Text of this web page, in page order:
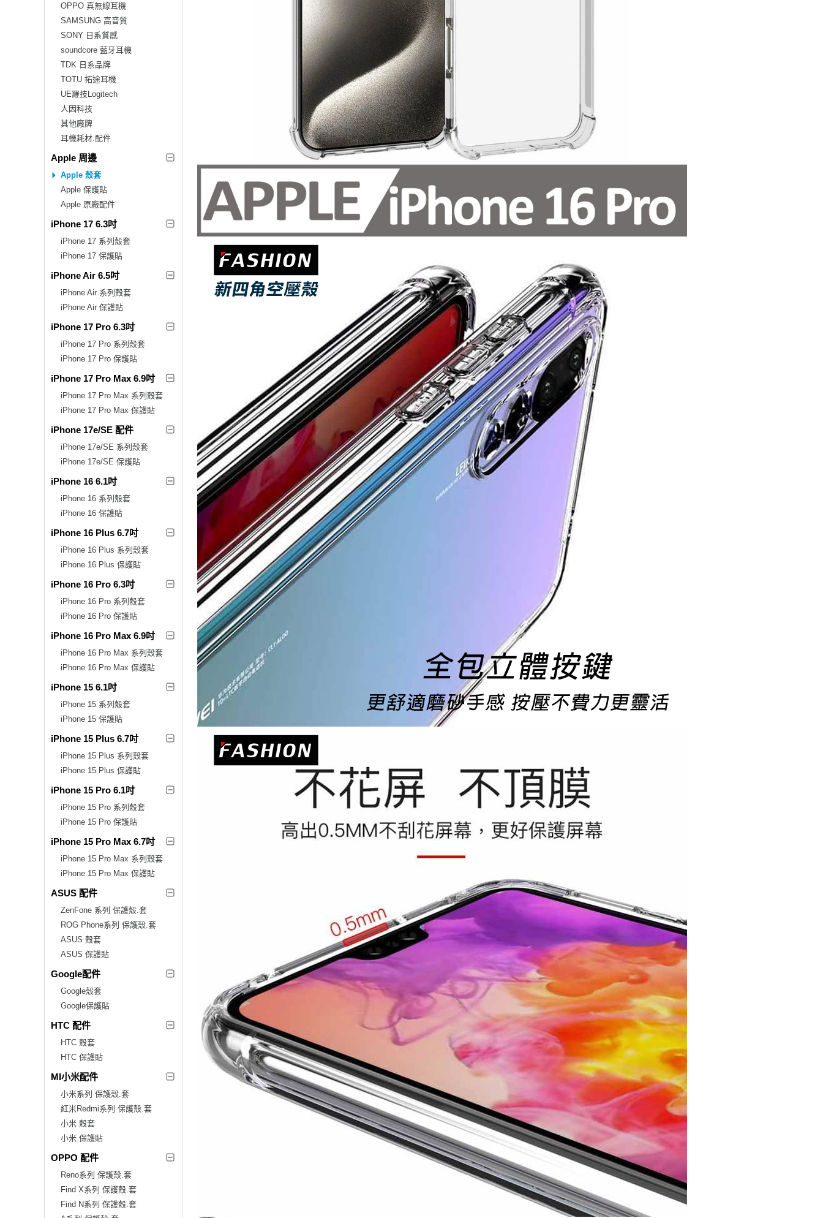
OPPO 真無線耳機
SAMSUNG 高音質
SONY 日系質感
soundcore 藍牙耳機
TDK 日系品牌
TOTU 拓途耳機
UE羅技Logitech
人因科技
其他廠牌
耳機耗材.配件
Apple 周邊
Apple 殼套
Apple 保護貼
Apple 原廠配件
iPhone 17 6.3吋
iPhone 17 系列殼套
iPhone 17 保護貼
iPhone Air 6.5吋
iPhone Air 系列殼套
iPhone Air 保護貼
iPhone 17 Pro 6.3吋
iPhone 17 Pro 系列殼套
iPhone 17 Pro 保護貼
iPhone 17 Pro Max 6.9吋
iPhone 17 Pro Max 系列殼套
iPhone 17 Pro Max 保護貼
iPhone 17e/SE 配件
iPhone 17e/SE 系列殼套
iPhone 17e/SE 保護貼
iPhone 16 6.1吋
iPhone 16 系列殼套
iPhone 16 保護貼
iPhone 16 Plus 6.7吋
iPhone 16 Plus 系列殼套
iPhone 16 Plus 保護貼
iPhone 16 Pro 6.3吋
iPhone 16 Pro 系列殼套
iPhone 16 Pro 保護貼
iPhone 16 Pro Max 6.9吋
iPhone 16 Pro Max 系列殼套
iPhone 16 Pro Max 保護貼
iPhone 15 6.1吋
iPhone 15 系列殼套
iPhone 15 保護貼
iPhone 15 Plus 6.7吋
iPhone 15 Plus 系列殼套
iPhone 15 Plus 保護貼
iPhone 15 Pro 6.1吋
iPhone 15 Pro 系列殼套
iPhone 15 Pro 保護貼
iPhone 15 Pro Max 6.7吋
iPhone 15 Pro Max 系列殼套
iPhone 15 Pro Max 保護貼
ASUS 配件
ZenFone 系列 保護殼.套
ROG Phone系列 保護殼.套
ASUS 殼套
ASUS 保護貼
Google配件
Google殼套
Google保護貼
HTC 配件
HTC 殼套
HTC 保護貼
MI小米配件
小米系列 保護殼.套
紅米Redmi系列 保護殼.套
小米 殼套
小米 保護貼
OPPO 配件
Reno系列 保護殼.套
Find X系列 保護殼.套
Find N系列 保護殼.套